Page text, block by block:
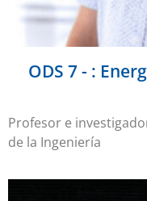
ODS 7 - :
Profesor e
de la Ingeniería